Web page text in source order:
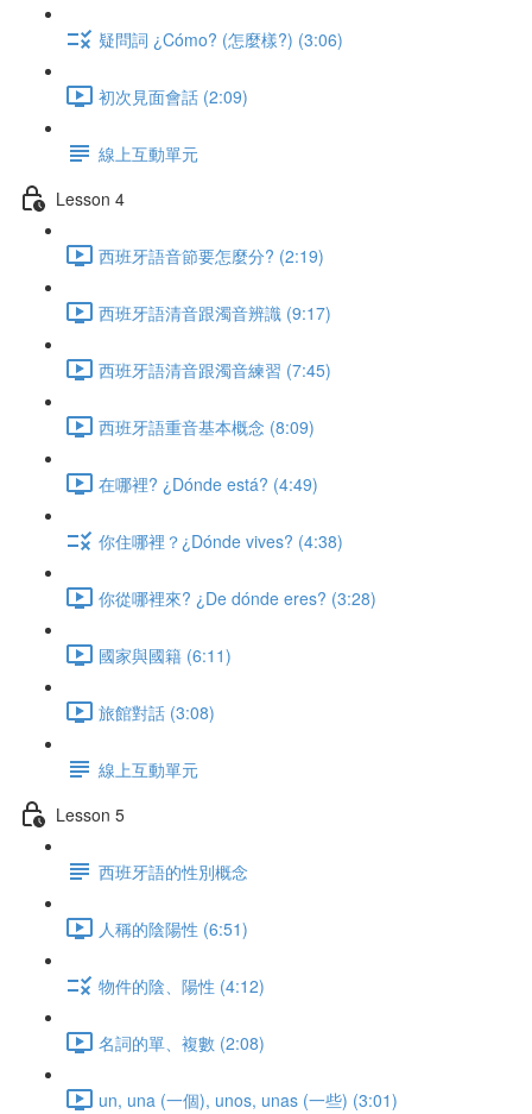
疑問詞 ¿Cómo? (怎麼樣?) (3:06)
初次見面會話 (2:09)
線上互動單元
Lesson 4
西班牙語音節要怎麼分? (2:19)
西班牙語清音跟濁音辨識 (9:17)
西班牙語清音跟濁音練習 (7:45)
西班牙語重音基本概念 (8:09)
在哪裡? ¿Dónde está? (4:49)
你住哪裡？¿Dónde vives? (4:38)
你從哪裡來? ¿De dónde eres? (3:28)
國家與國籍 (6:11)
旅館對話 (3:08)
線上互動單元
Lesson 5
西班牙語的性別概念
人稱的陰陽性 (6:51)
物件的陰、陽性 (4:12)
名詞的單、複數 (2:08)
un, una (一個), unos, unas (一些) (3:01)